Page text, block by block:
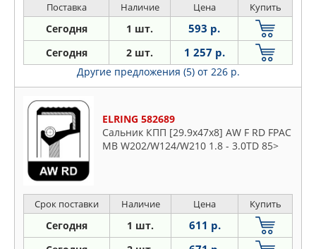
Поставка Наличие Цена Купить
Сегодня 1 шт. 593 р.
Сегодня 2 шт. 1 257 р.
Другие предложения (5) от 226 р.
ELRING 582689
Сальник КПП [29.9x47x8] AW F RD FPAC
MB W202/W124/W210 1.8 - 3.0TD 85>
Срок поставки Наличие Цена Купить
Сегодня 1 шт. 611 р.